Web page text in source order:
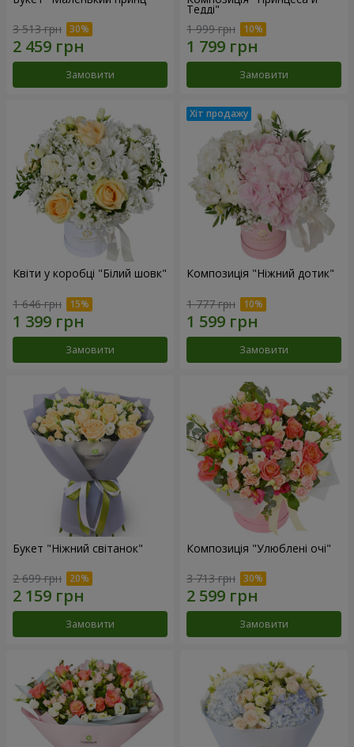
3 513 грн
Замовити
Тедді"
1 999 грн
Замовити
Квіти у коробці "Білий шовк"
1 646 грн
Замовити
Композиція "Ніжний дотик"
1 777 грн
Замовити
Букет "Ніжний світанок"
2 699 грн
Замовити
Композиція "Улюблені очі"
3 713 грн
Замовити